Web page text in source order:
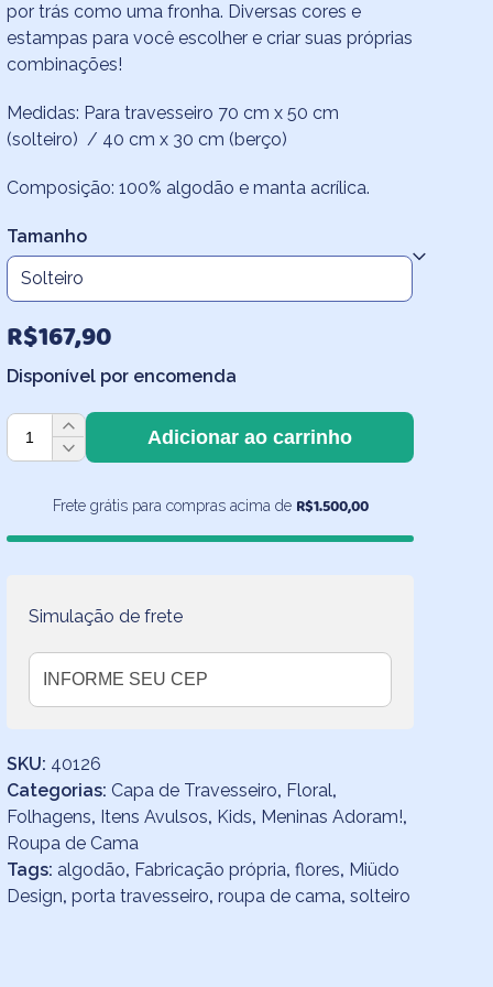
R$100,70
R$167,90
por trás como uma fronha. Diversas cores e
estampas para você escolher e criar suas próprias
combinações!
Medidas: Para travesseiro 70 cm x 50 cm
(solteiro) / 40 cm x 30 cm (berço)
Composição: 100% algodão e manta acrílica.
Tamanho
R$167,90
Disponível por encomenda
Capa
de
Folhagens
quantidade
Adicionar ao carrinho
Frete grátis para compras acima de R$1.500,00
Simulação de frete
SKU: 40126
Categorias: Capa de Travesseiro, Floral,
Folhagens, Itens Avulsos, Kids, Meninas Adoram!,
Roupa de Cama
Tags: algodão, Fabricação própria,flores, Miüdo
Design,porta travesseiro,roupa de cama,solteiro